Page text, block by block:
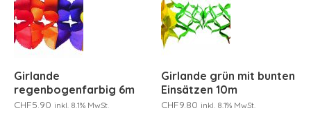
Girlande
regenbogenfarbig 6m
CHF5.90 inkl. 8.1% MwSt.
Girlande grün mit bunten
Einsätzen 10m
CHF9.80 inkl. 8.1% MwSt.